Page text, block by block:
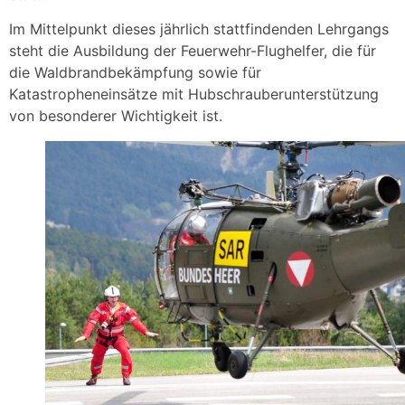
Im Mittelpunkt dieses jährlich stattfindenden Lehrgangs
steht die Ausbildung der Feuerwehr-Flughelfer, die für
die Waldbrandbekämpfung sowie für
Katastropheneinsätze mit Hubschrauberunterstützung
von besonderer Wichtigkeit ist.